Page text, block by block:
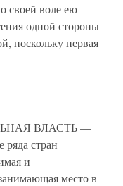
своей воле ею
одной стороны
поскольку первая
ВЛАСТЬ —
ряда стран
и
место в